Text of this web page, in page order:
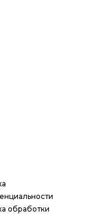
обработки